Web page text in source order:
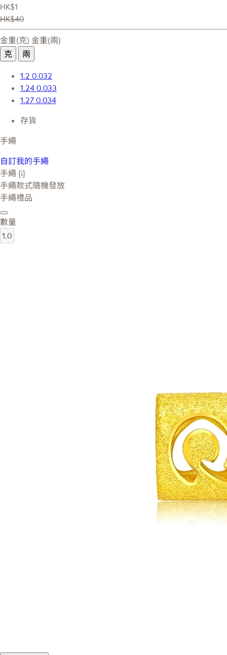
HK$1
HK$40
金重(克) 金重(兩)
克
兩
1.2 0.032
1.24 0.033
1.27 0.034
存貨
手繩
自訂我的手繩
手繩 {i}
手繩款式隨機發放
手繩禮品
數量